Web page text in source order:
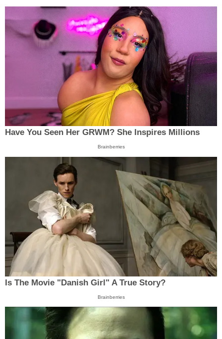
Have You Seen Her GRWM? She Inspires Millions
Brainberries
Is The Movie "Danish Girl" A True Story?
Brainberries